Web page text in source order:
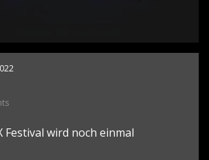
Festival wird noch einmal